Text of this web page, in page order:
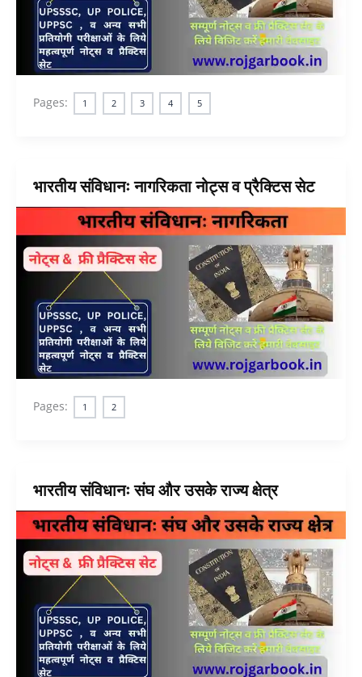
Pages: 1 2 3 4 5
भारतीय संविधानः नागरिकता नोट्स व प्रैक्टिस सेट
Pages: 1 2
भारतीय संविधानः संघ और उसके राज्य क्षेत्र